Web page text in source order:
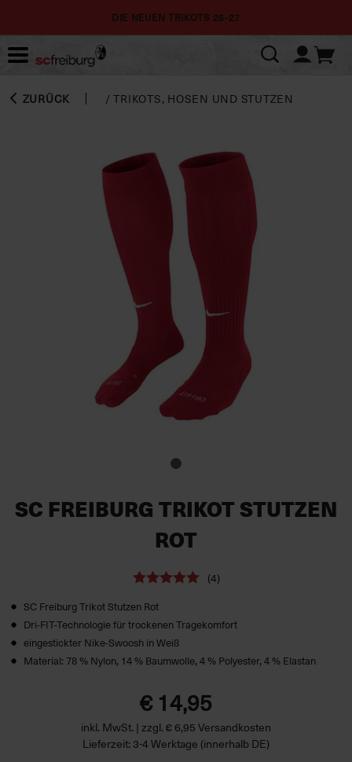
DIE NEUEN TRIKOTS 26-27
ZURÜCK /TRIKOTS, HOSEN UND STUTZEN
SC FREIBURG TRIKOT STUTZEN
ROT
(4)
SC Freiburg Trikot Stutzen Rot
Dri-FIT-Technologie für trockenen Tragekomfort
eingestickter Nike-Swoosh in Weiß
Material: 78 % Nylon, 14 % Baumwolle, 4 % Polyester, 4 % Elastan
€ 14,95
inkl. MwSt. | zzgl. € 6,95 Versandkosten
Lieferzeit: 3-4 Werktage (innerhalb DE)